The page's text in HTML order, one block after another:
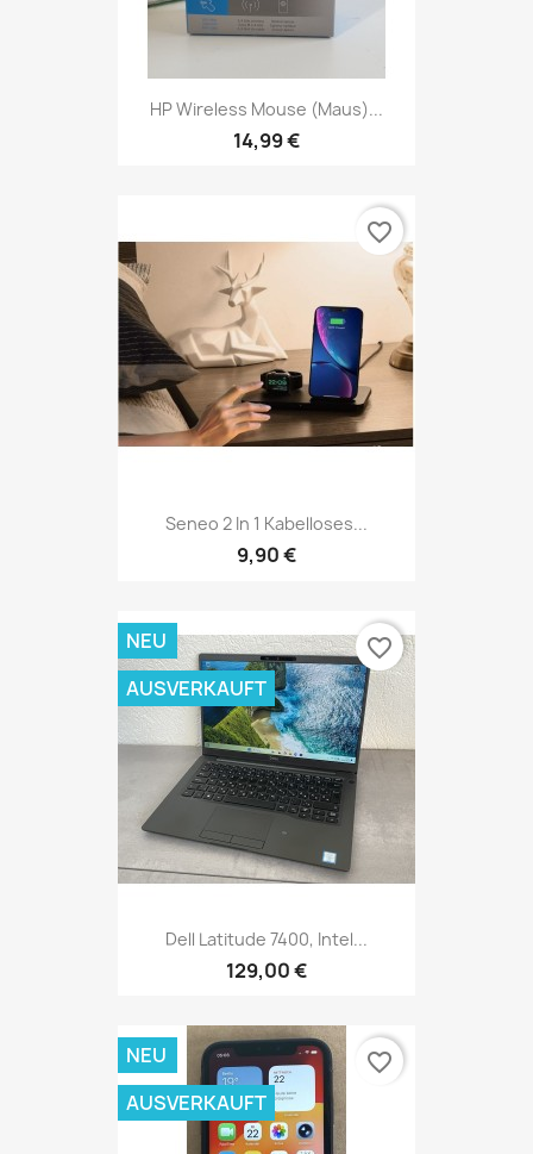
HP Wireless Mouse (Maus)...
14,99 €
Seneo 2 In 1 Kabelloses...
9,90 €
favorite_border
Dell Latitude 7400, Intel...
129,00 €
NEU
AUSVERKAUFT
favorite_border
NEU
AUSVERKAUFT
favorite_border